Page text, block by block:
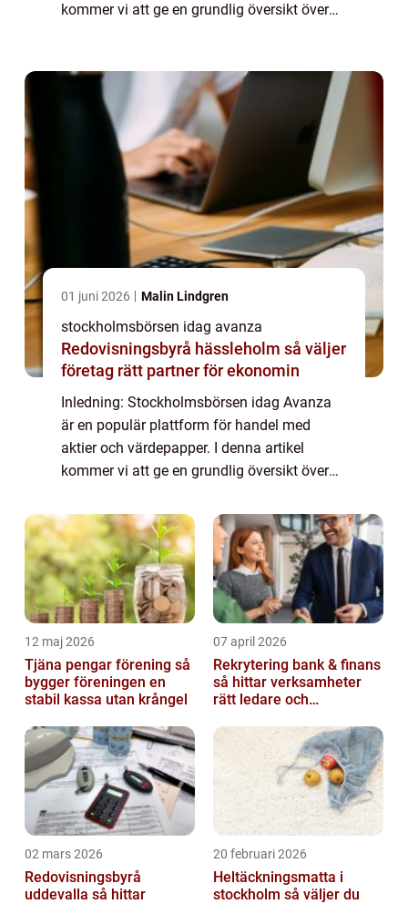
kommer vi att ge en grundlig översikt över
funktionalitet och popu...
01 juni 2026 Malin Lindgren
stockholmsbörsen idag avanza
Redovisningsbyrå hässleholm så väljer
företag rätt partner för ekonomin
Inledning: Stockholmsbörsen idag Avanza
är en populär plattform för handel med
aktier och värdepapper. I denna artikel
kommer vi att ge en grundlig översikt över
utforska olika aspekter av dess
funktionalitet och popu...
12 maj 2026
Tjäna pengar förening så
bygger föreningen en
stabil kassa utan krångel
07 april 2026
Rekrytering bank & finans
så hittar verksamheter
rätt ledare och
02 mars 2026
Redovisningsbyrå
uddevalla så hittar
20 februari 2026
Heltäckningsmatta i
stockholm så väljer du